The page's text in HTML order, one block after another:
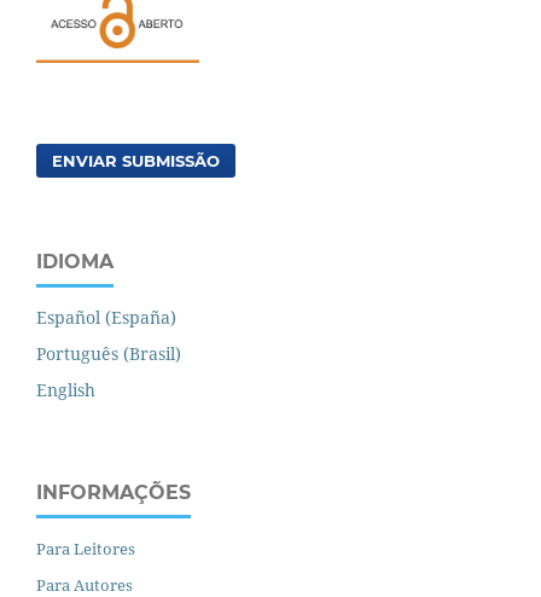
ENVIAR SUBMISSÃO
IDIOMA
Español (España)
Português (Brasil)
English
INFORMAÇÕES
Para Leitores
Para Autores